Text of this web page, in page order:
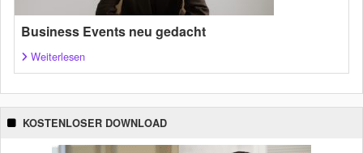
Business Events neu gedacht
Weiterlesen
KOSTENLOSER DOWNLOAD